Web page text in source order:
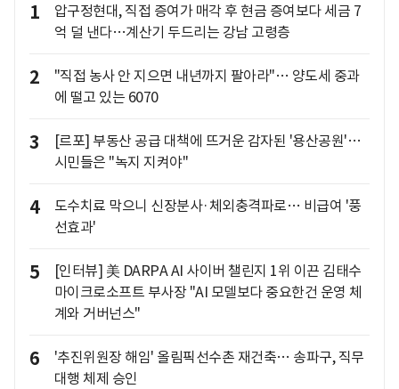
1
압구정현대, 직접 증여가 매각 후 현금 증여보다 세금 7
억 덜 낸다…계산기 두드리는 강남 고령층
2
"직접 농사 안 지으면 내년까지 팔아라"… 양도세 중과
에 떨고 있는 6070
3
[르포] 부동산 공급 대책에 뜨거운 감자된 '용산공원'…
시민들은 "녹지 지켜야"
4
도수치료 막으니 신장분사·체외충격파로… 비급여 '풍
선효과'
5
[인터뷰] 美 DARPA AI 사이버 챌린지 1위 이끈 김태수
마이크로소프트 부사장 "AI 모델보다 중요한건 운영 체
계와 거버넌스"
6
'추진위원장 해임' 올림픽선수촌 재건축… 송파구, 직무
대행 체제 승인